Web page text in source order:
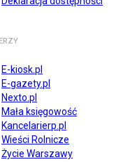
E-kiosk.pl
E-gazety.pl
Nexto.pl
Mała księgowość
Kancelarierp.pl
Wieści Rolnicze
Życie Warszawy